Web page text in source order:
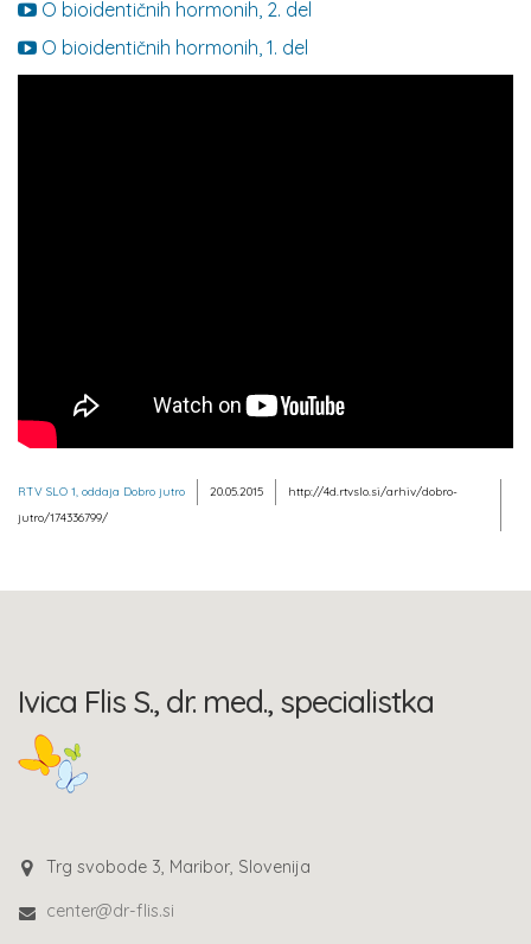
O bioidentičnih hormonih, 2. del
O bioidentičnih hormonih, 1. del
RTV SLO 1, oddaja Dobro jutro 20.05.2015
http://4d.rtvslo.si/arhiv/dobro-
jutro/174336799/
Ivica Flis S., dr. med., specialistka
Trg svobode 3, Maribor, Slovenija
center@dr-flis.si